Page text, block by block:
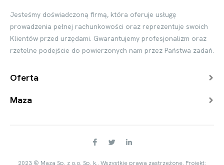
Jesteśmy doświadczoną firmą, która oferuje usługę
prowadzenia pełnej rachunkowości oraz reprezentuje swoich
Klientów przed urzędami. Gwarantujemy profesjonalizm oraz
rzetelne podejście do powierzonych nam przez Państwa zadań.
Oferta
Maza
2023 © Maza Sp. z o.o. Sp. k.. Wszystkie prawa zastrzeżone. Projekt: